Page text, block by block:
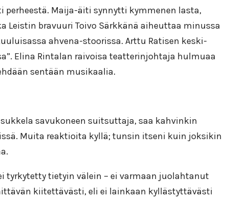
Maija-äiti synnytti kymmenen lasta,
Leistin bravuuri Toivo Särkkänä aiheuttaa minussa
ahvena-stoorissa. Arttu Ratisen keski-
Elina Rintalan raivoisa teatterinjohtaja hulmuaa
sentään musikaalia.
savukoneen suitsuttaja, saa kahvinkin
Muita reaktioita kyllä; tunsin itseni kuin joksikin
tietyin välein – ei varmaan juolahtanut
kiitettävästi, eli ei lainkaan kyllästyttävästi